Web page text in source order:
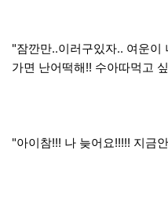
"잠깐만..이러구있자.. 여운이
가면 난어떡해!! 수아따먹고
"아이참!!! 나 늦어요!!!!! 지금